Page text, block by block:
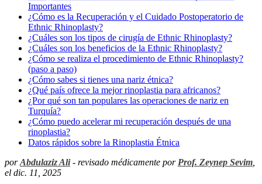
Importantes
¿Cómo es la Recuperación y el Cuidado Postoperatorio de
Ethnic Rhinoplasty?
¿Cuáles son los tipos de cirugía de Ethnic Rhinoplasty?
¿Cuáles son los beneficios de la Ethnic Rhinoplasty?
¿Cómo se realiza el procedimiento de Ethnic Rhinoplasty?
(paso a paso)
¿Cómo sabes si tienes una nariz étnica?
¿Qué país ofrece la mejor rinoplastia para africanos?
¿Por qué son tan populares las operaciones de nariz en
Turquía?
¿Cómo puedo acelerar mi recuperación después de una
rinoplastia?
Datos rápidos sobre la Rinoplastia Étnica
porAbdulaziz Ali- revisado médicamente porProf. Zeynep Sevim,
el dic. 11, 2025